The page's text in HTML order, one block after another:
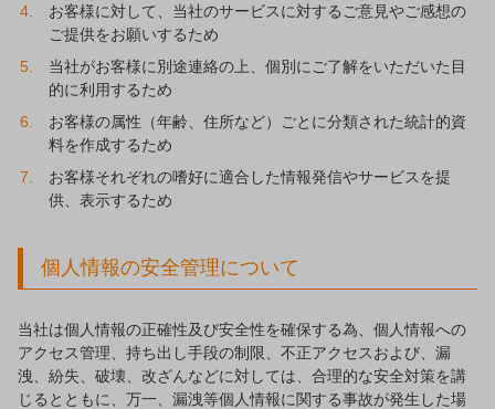
お客様に対して、当社のサービスに対するご意見やご感想の
ご提供をお願いするため
当社がお客様に別途連絡の上、個別にご了解をいただいた目
的に利用するため
お客様の属性（年齢、住所など）ごとに分類された統計的資
料を作成するため
お客様それぞれの嗜好に適合した情報発信やサービスを提
供、表示するため
個人情報の安全管理について
当社は個人情報の正確性及び安全性を確保する為、個人情報への
アクセス管理、持ち出し手段の制限、不正アクセスおよび、漏
洩、紛失、破壊、改ざんなどに対しては、合理的な安全対策を講
じるとともに、万一、漏洩等個人情報に関する事故が発生した場